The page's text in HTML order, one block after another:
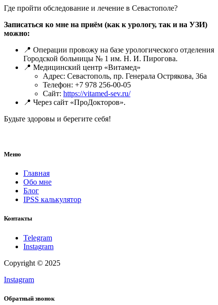
Где пройти обследование и лечение в Севастополе?
Записаться ко мне на приём (как к урологу, так и на УЗИ)
можно:
📍 Операции провожу на базе урологического отделения
Городской больницы № 1 им. Н. И. Пирогова.
📍 Медицинский центр «Витамед»
Адрес: Севастополь, пр. Генерала Острякова, 36а
Телефон: +7 978 256‑00‑05
Сайт: https://vitamed-sev.ru/
📍 Через сайт «ПроДокторов».
Будьте здоровы и берегите себя!
Меню
Главная
Обо мне
Блог
IPSS калькулятор
Контакты
Telegram
Instagram
Copyright © 2025
Instagram
Обратный звонок